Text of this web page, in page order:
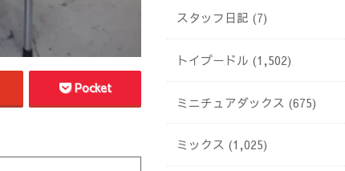
Pocket
スタッフ日記 (7)
トイプードル (1,502)
ミニチュアダックス (675)
ミックス (1,025)